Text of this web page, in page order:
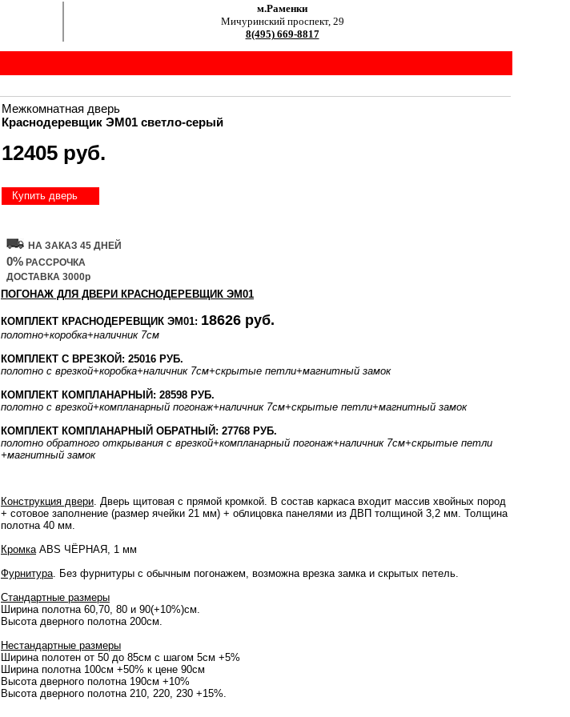
м.Раменки
Мичуринский проспект, 29
8(495) 669-8817
Межкомнатная дверь
Краснодеревщик ЭМ01 светло-серый
12405 руб.
Купить дверь
НА ЗАКАЗ 45 ДНЕЙ
0% РАССРОЧКА
ДОСТАВКА 3000р
ПОГОНАЖ ДЛЯ ДВЕРИ КРАСНОДЕРЕВЩИК ЭМ01
КОМПЛЕКТ КРАСНОДЕРЕВЩИК ЭМ01: 18626 руб.
полотно+коробка+наличник 7см
КОМПЛЕКТ С ВРЕЗКОЙ: 25016 РУБ.
полотно с врезкой+коробка+наличник 7см+скрытые петли+магнитный замок
КОМПЛЕКТ КОМПЛАНАРНЫЙ: 28598 РУБ.
полотно с врезкой+компланарный погонаж+наличник 7см+скрытые петли+магнитный замок
КОМПЛЕКТ КОМПЛАНАРНЫЙ ОБРАТНЫЙ: 27768 РУБ.
полотно обратного открывания с врезкой+компланарный погонаж+наличник 7см+скрытые петли
+магнитный замок
Конструкция двери. Дверь щитовая с прямой кромкой. В состав каркаса входит массив хвойных пород
+ сотовое заполнение (размер ячейки 21 мм) + облицовка панелями из ДВП толщиной 3,2 мм. Толщина
полотна 40 мм.
КромкаABS ЧЁРНАЯ, 1 мм
Фурнитура. Без фурнитуры с обычным погонажем, возможна врезка замка и скрытых петель.
Стандартные размеры
Ширина полотна 60,70, 80 и 90(+10%)см.
Высота дверного полотна 200см.
Нестандартные размеры
Ширина полотен от 50 до 85см с шагом 5см +5%
Ширина полотна 100см +50% к цене 90см
Высота дверного полотна 190см +10%
Высота дверного полотна 210, 220, 230 +15%.